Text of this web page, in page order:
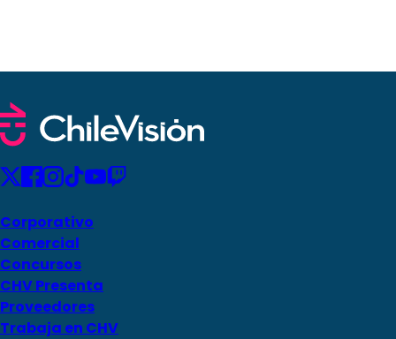
Corporativo
Comercial
Concursos
CHV Presenta
Proveedores
Trabaja en CHV